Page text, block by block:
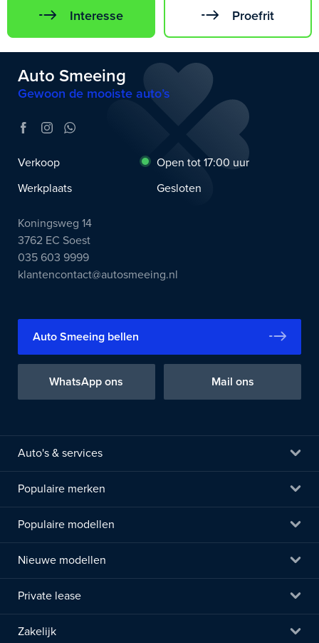
Interesse Proefrit
Auto Smeeing
Gewoon de mooiste auto’s
Verkoop
Open tot 17:00 uur
Werkplaats
Gesloten
Koningsweg 14
3762 EC Soest
035 603 9999
klantencontact@autosmeeing.nl
Auto Smeeing bellen
WhatsApp ons Mail ons
Auto's & services
Populaire merken
Populaire modellen
Nieuwe modellen
Private lease
Zakelijk